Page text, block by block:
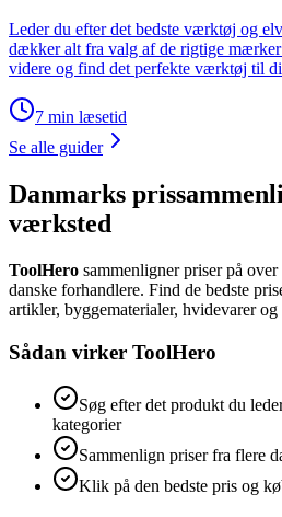
Leder du efter det bedste værktøj og
dækker alt fra valg af de rigtige
videre og find det perfekte værktøj til
7 min læsetid
Se alle guider
Danmarks
værksted
ToolHero sammenligner priser på over
danske forhandlere. Find de bedste
artikler, byggematerialer, hvidevarer og
Sådan virker ToolHero
Søg efter det produkt du
kategorier
Sammenlign priser fra flere
Klik på den bedste pris og